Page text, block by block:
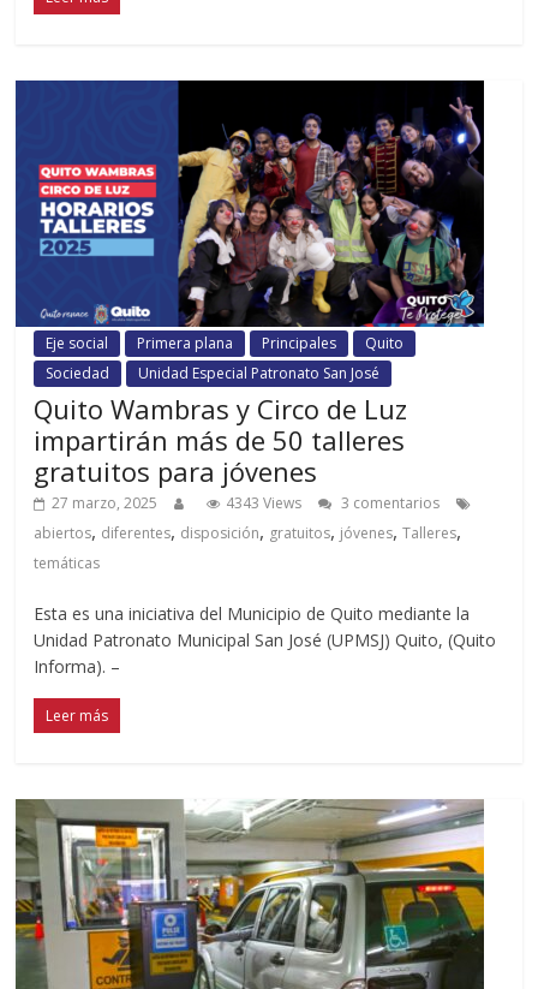
Eje social Primera plana Principales
Quito
Sociedad
Unidad Especial Patronato San José
Quito Wambras y Circo de Luz
impartirán más de 50 talleres
gratuitos para jóvenes
27 marzo, 2025 4343 Views
3 comentarios
abiertos, diferentes, disposición, gratuitos, jóvenes,Talleres,
temáticas
Esta es una iniciativa del Municipio de Quito mediante la
Unidad Patronato Municipal San José (UPMSJ) Quito, (Quito
Informa). –
Leer más